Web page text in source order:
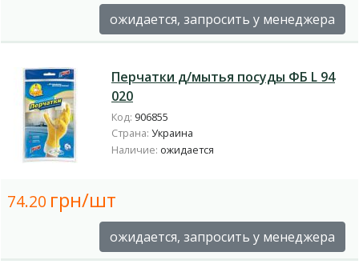
ожидается, запросить у менеджера
Перчатки д/мытья посуды ФБ L 94
020
Код: 906855
Страна: Украина
Наличие: ожидается
74.20 грн/шт
ожидается, запросить у менеджера